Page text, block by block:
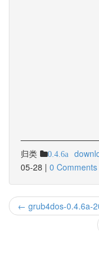
归类 0.4.6a
05-28 | 0 Comments
← grub4dos-0.4.6a-